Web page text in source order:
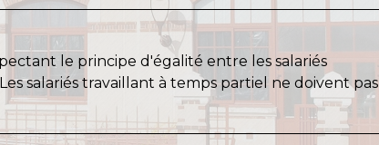
le principe d'égalité entre les salariés
salariés travaillant à temps partiel ne doivent pas